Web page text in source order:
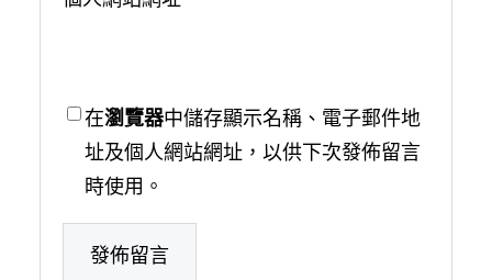
在瀏覽器中儲存顯示名稱、電子郵件地
址及個人網站網址，以供下次發佈留言
時使用。